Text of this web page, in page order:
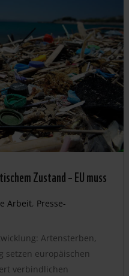
Zustand – EU muss
Arbeit, Presse-
Artensterben,
setzen europäischen
verbindlichen